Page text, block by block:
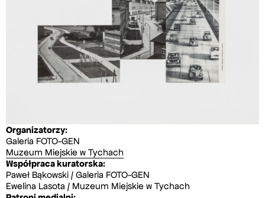
Organizatorzy:
Galeria FOTO-GEN
Muzeum Miejskie w Tychach
Współpraca kuratorska:
Paweł Bąkowski / Galeria FOTO-GEN
Ewelina Lasota / Muzeum Miejskie w Tychach